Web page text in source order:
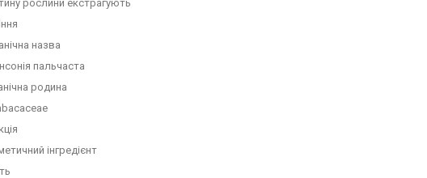
рослини екстрагують
назва
пальчаста
родина
інгредієнт